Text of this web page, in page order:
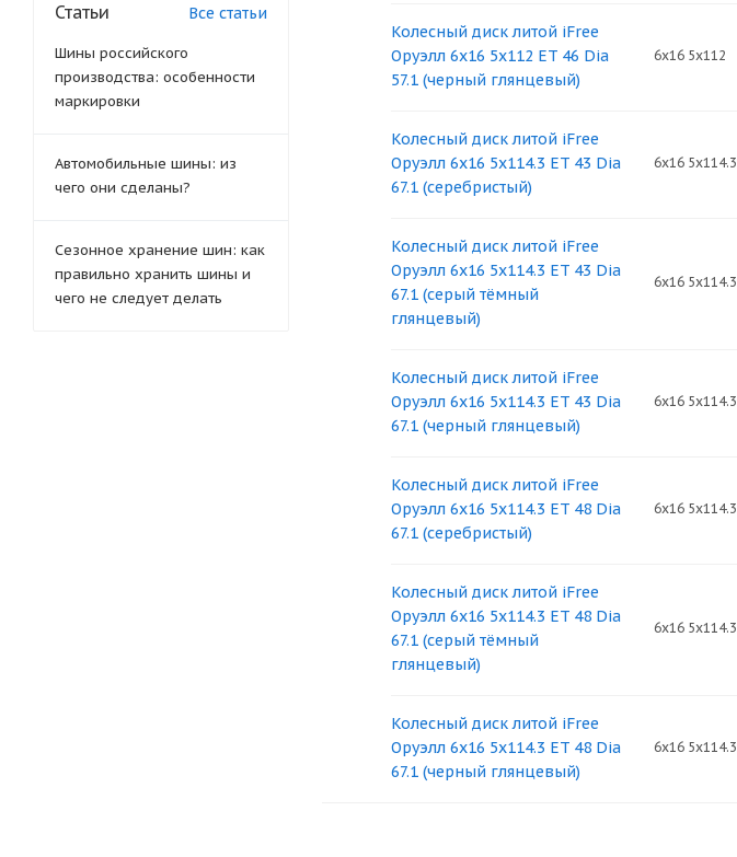
Колесный диск литой iFree
Оруэлл 6x16 5x112 ET 46 Dia
57.1 (черный глянцевый)
6x16 5x112
Колесный диск литой iFree
Оруэлл 6x16 5x114.3 ET 43 Dia
67.1 (серебристый)
6x16 5x114.3
Колесный диск литой iFree
Оруэлл 6x16 5x114.3 ET 43 Dia
67.1 (серый тёмный
глянцевый)
6x16 5x114.3
Колесный диск литой iFree
Оруэлл 6x16 5x114.3 ET 43 Dia
67.1 (черный глянцевый)
6x16 5x114.3
Колесный диск литой iFree
Оруэлл 6x16 5x114.3 ET 48 Dia
67.1 (серебристый)
6x16 5x114.3
Колесный диск литой iFree
Оруэлл 6x16 5x114.3 ET 48 Dia
67.1 (серый тёмный
глянцевый)
6x16 5x114.3
Колесный диск литой iFree
Оруэлл 6x16 5x114.3 ET 48 Dia
67.1 (черный глянцевый)
6x16 5x114.3
Статьи Все статьи
Шины российского
производства: особенности
маркировки
Автомобильные шины: из
чего они сделаны?
Сезонное хранение шин: как
правильно хранить шины и
чего не следует делать